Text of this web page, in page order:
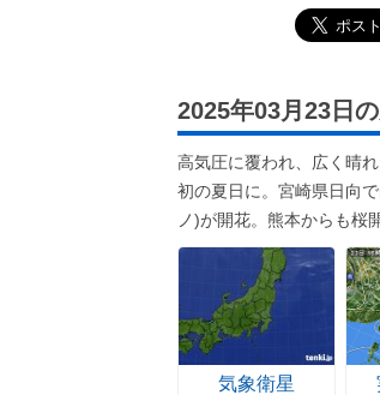
2025年03月23日
高気圧に覆われ、広く晴
初の夏日に。宮崎県日向
ノ)が開花。熊本からも桜
気象衛星